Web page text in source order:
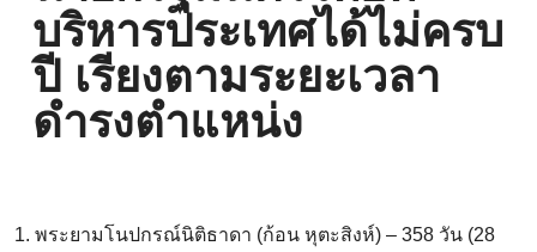
บริหารประเทศได้ไม่ครบ
ปี เรียงตามระยะเวลา
ดำรงตำแหน่ง
1. พระยามโนปกรณ์นิติธาดา (ก้อน หุตะสิงห์) – 358 วัน (28